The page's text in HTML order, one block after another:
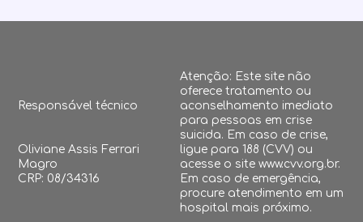
Responsável técnico
Oliviane Assis Ferrari
Magro
CRP: 08/34316
Atenção: Este site não
oferece tratamento ou
aconselhamento imediato
para pessoas em crise
suicida. Em caso de crise,
ligue para 188 (CVV) ou
acesse o site www.cvv.org.br.
Em caso de emergência,
procure atendimento em um
hospital mais próximo.